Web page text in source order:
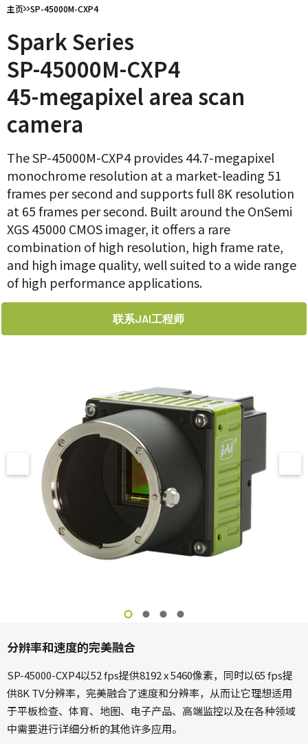
主页 SP-45000M-CXP4
Spark Series
SP-45000M-CXP4
45-megapixel area scan
camera
The SP-45000M-CXP4 provides 44.7-megapixel
monochrome resolution at a market-leading 51
frames per second and supports full 8K resolution
at 65 frames per second. Built around the OnSemi
XGS 45000 CMOS imager, it offers a rare
combination of high resolution, high frame rate,
and high image quality, well suited to a wide range
of high performance applications.
联系JAI工程师
分辨率和速度的完美融合
SP-45000-CXP4以52 fps提供8192 x 5460像素，同时以65 fps提
供8K TV分辨率，完美融合了速度和分辨率，从而让它理想适用
于平板检查、体育、地图、电子产品、高端监控以及在各种领域
中需要进行详细分析的其他许多应用。